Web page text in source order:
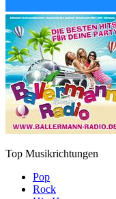
Top Musikrichtungen
Pop
Rock